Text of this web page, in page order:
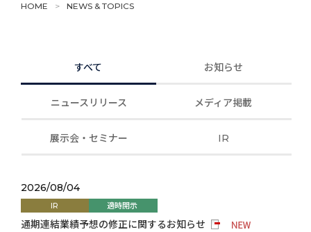
HOME > NEWS & TOPICS
すべて お知らせ
ニュースリリース メディア掲載
展示会・セミナー IR
2026/08/04
IR 適時開示
通期連結業績予想の修正に関するお知らせ